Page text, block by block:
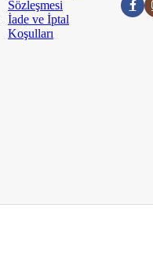
Sözleşmesi
İade ve İptal
Koşulları